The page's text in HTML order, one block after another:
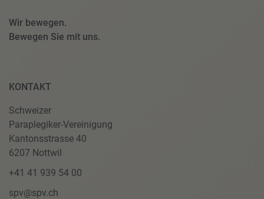
Wir bewegen.
Bewegen Sie mit uns.
KONTAKT
Schweizer
Paraplegiker-Vereinigung
Kantonsstrasse 40
6207 Nottwil
+41 41 939 54 00
spv@spv.ch